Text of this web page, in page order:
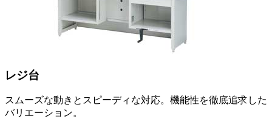
レジ台
スムーズな動きとスピーディな対応。機能性を徹底追求した
バリエーション。